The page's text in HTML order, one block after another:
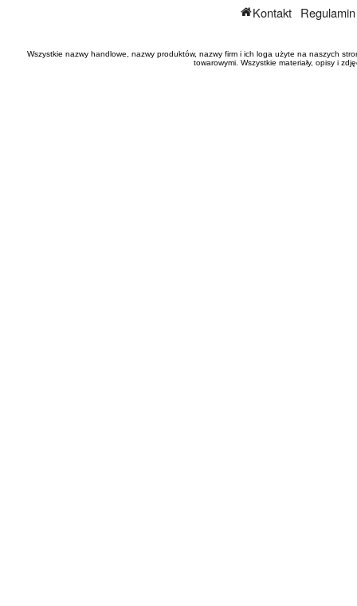
Kontakt
Wszystkie nazwy handlowe, nazwy produktów, nazwy firm i ich loga użyte na naszych
towarowymi. Wszystkie materiały, opisy i